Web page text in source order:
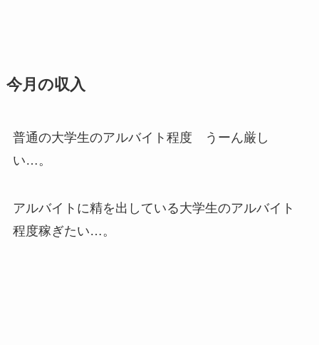
今月の収入
普通の大学生のアルバイト程度 うーん厳し
い…。
アルバイトに精を出している大学生のアルバイト
程度稼ぎたい…。